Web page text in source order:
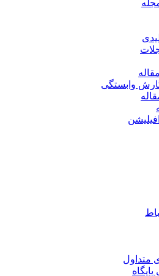
وابستگی